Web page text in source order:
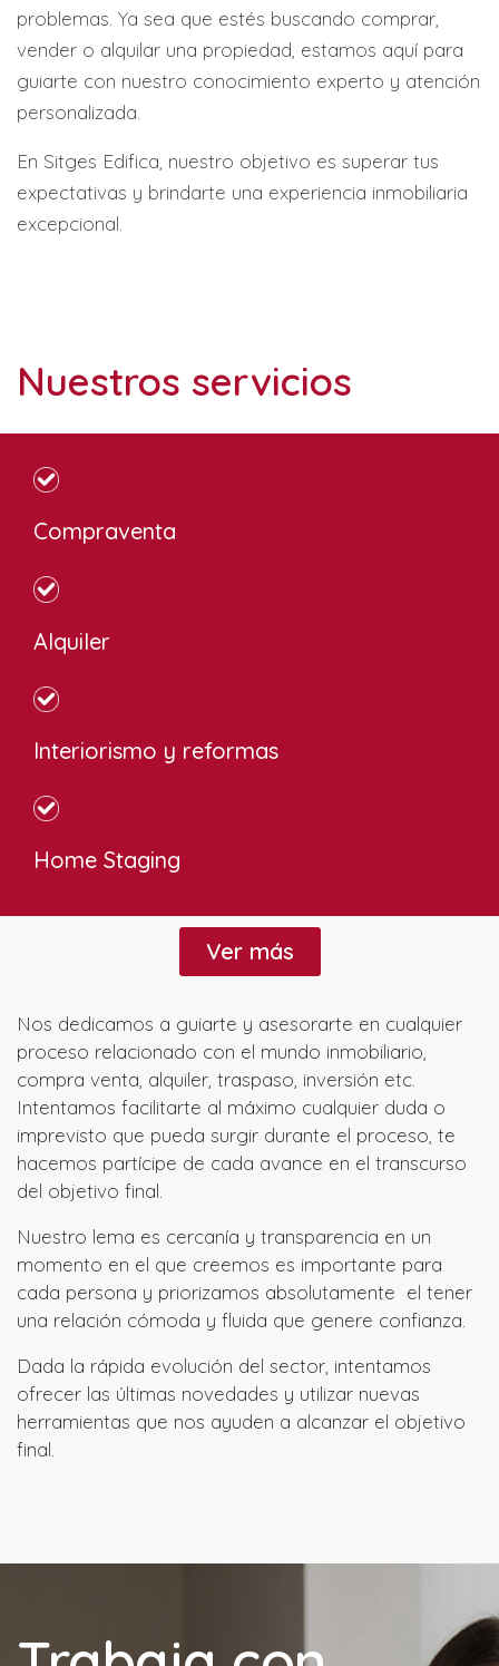
problemas. Ya sea que estés buscando comprar,
vender o alquilar una propiedad, estamos aquí para
guiarte con nuestro conocimiento experto y atención
personalizada.
En Sitges Edifica, nuestro objetivo es superar tus
expectativas y brindarte una experiencia inmobiliaria
excepcional.
Nuestros servicios
Compraventa
Alquiler
Interiorismo y reformas
Home Staging
Ver más
Nos dedicamos a guiarte y asesorarte en cualquier
proceso relacionado con el mundo inmobiliario,
compra venta, alquiler, traspaso, inversión etc.
Intentamos facilitarte al máximo cualquier duda o
imprevisto que pueda surgir durante el proceso, te
hacemos partícipe de cada avance en el transcurso
del objetivo final.
Nuestro lema es cercanía y transparencia en un
momento en el que creemos es importante para
cada persona y priorizamos absolutamente el tener
una relación cómoda y fluida que genere confianza.
Dada la rápida evolución del sector, intentamos
ofrecer las últimas novedades y utilizar nuevas
herramientas que nos ayuden a alcanzar el objetivo
final.